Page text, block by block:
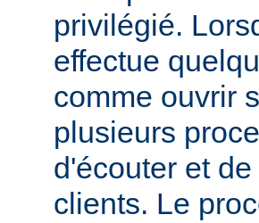
privilégié.
effectue
comme ouvrir
plusieurs
d'écouter et
clients. Le